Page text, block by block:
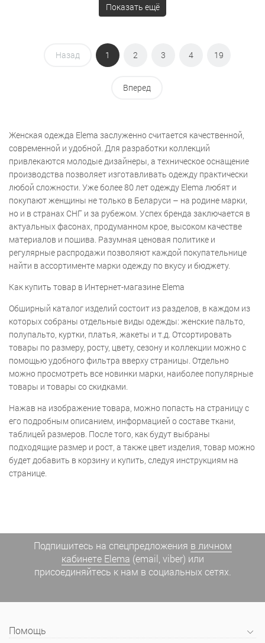
Показать ещё
Назад 1 2 3 4 19
Вперед
Женская одежда Elema заслуженно считается качественной,
современной и удобной. Для разработки коллекций
привлекаются молодые дизайнеры, а техническое оснащение
производства позволяет изготавливать одежду практически
любой сложности. Уже более 80 лет одежду Elema любят и
покупают женщины не только в Беларуси – на родине марки,
но и в странах СНГ и за рубежом. Успех бренда заключается в
актуальных фасонах, продуманном крое, высоком качестве
материалов и пошива. Разумная ценовая политике и
регулярные распродажи позволяют каждой покупательнице
найти в ассортименте марки одежду по вкусу и бюджету.
Как купить товар в Интернет-магазине Elema
Обширный каталог изделий состоит из разделов, в каждом из
которых собраны отдельные виды одежды: женские пальто,
полупальто, куртки, платья, жакеты и т.д. Отсортировать
товары по размеру, росту, цвету, сезону и коллекции можно с
помощью удобного фильтра вверху страницы. Отдельно
можно просмотреть все новинки марки, наиболее популярные
товары и товары со скидками.
Нажав на изображение товара, можно попасть на страницу с
его подробным описанием, информацией о составе ткани,
таблицей размеров. После того, как будут выбраны
подходящие размер и рост, а также цвет изделия, товар можно
будет добавить в корзину и купить, следуя инструкциям на
странице.
Подпишитесь на спецпредложения в личном
кабинете Elema (email, viber) или
присоединяйтесь к нам в социальных сетях.
Помощь